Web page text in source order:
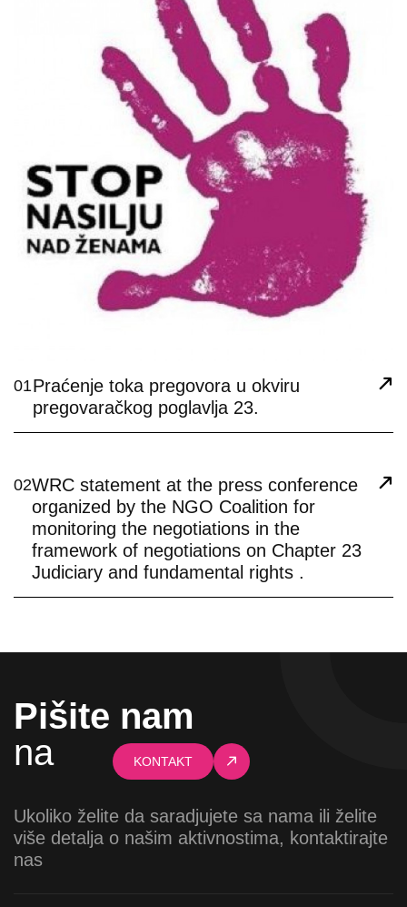
01Praćenje toka pregovora u okviru
pregovaračkog poglavlja 23.
02WRC statement at the press conference
organized by the NGO Coalition for
monitoring the negotiations in the
framework of negotiations on Chapter 23
Judiciary and fundamental rights .
Pišite nam
na
KONTAKT
Ukoliko želite da saradjujete sa nama ili želite
više detalja o našim aktivnostima, kontaktirajte
nas